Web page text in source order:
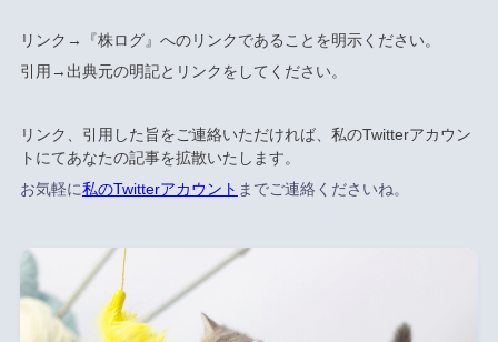
リンク→『株ログ』へのリンクであることを明示ください。
引用→出典元の明記とリンクをしてください。
リンク、引用した旨をご連絡いただければ、私のTwitterアカウン
トにてあなたの記事を拡散いたします。
お気軽に私のTwitterアカウント までご連絡くださいね。